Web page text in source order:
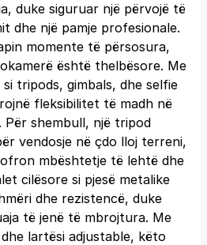
duke siguruar një përvojë të
dhe një pamje profesionale.
momente të përsosura,
është thelbësore. Me
tripods, gimbals, dhe selfie
fleksibilitet të madh në
Për shembull, një tripod
vendosje në çdo lloj terreni,
mbështetje të lehtë dhe
cilësore si pjesë metalike
dhe rezistencë, duke
të jenë të mbrojtura. Me
lartësi adjustable, këto